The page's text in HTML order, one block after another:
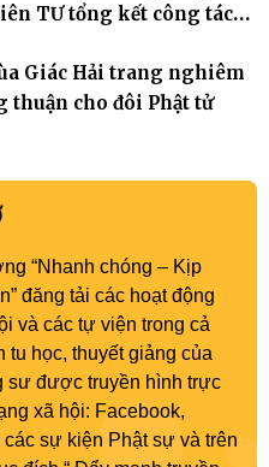
TƯ tổng kết công tác
Giác Hải trang nghiêm
thuận cho đôi Phật tử
“Nhanh chóng – Kịp
đăng tải các hoạt động
và các tự viện trong cả
học, thuyết giảng của
sư được truyền hình trực
xã hội: Facebook,
sự kiện Phật sự và trên